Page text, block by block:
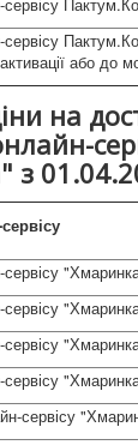
або
на
з
сервісу